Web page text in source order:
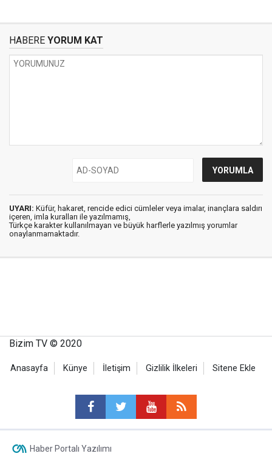
HABERE YORUM KAT
UYARI: Küfür, hakaret, rencide edici cümleler veya imalar, inançlara saldırı
içeren, imla kuralları ile yazılmamış,
Türkçe karakter kullanılmayan ve büyük harflerle yazılmış yorumlar
onaylanmamaktadır.
Bizim TV © 2020
Anasayfa Künye İletişim Gizlilik İlkeleri Sitene Ekle
Haber Portalı Yazılımı